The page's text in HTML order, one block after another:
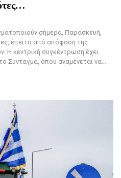
σήμερα, Παρασκευή,
έπειτα από απόφαση της
Η κεντρική συγκέντρωση έχει
Σύνταγμα, όπου αναμένεται να…